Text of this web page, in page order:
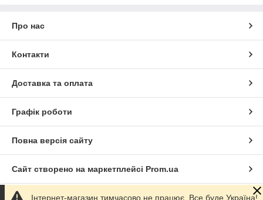
Про нас
Контакти
Доставка та оплата
Графік роботи
Повна версія сайту
Сайт створено на маркетплейсі Prom.ua
Політика конфіденційності
Інтернет-магазин тимчасово не працює. Все буде Україна!